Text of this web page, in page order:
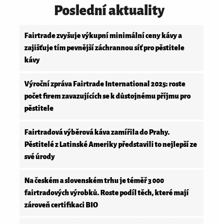
Poslední aktuality
Fairtrade zvyšuje výkupní minimální ceny kávy a
zajišťuje tím pevnější záchrannou síť pro pěstitele
kávy
Výroční zpráva Fairtrade International 2025: roste
počet firem zavazujících se k důstojnému příjmu pro
pěstitele
Fairtradová výběrová káva zamířila do Prahy.
Pěstitelé z Latinské Ameriky představili to nejlepší ze
své úrody
Na českém a slovenském trhu je téměř 3 000
fairtradových výrobků. Roste podíl těch, které mají
zároveň certifikaci BIO